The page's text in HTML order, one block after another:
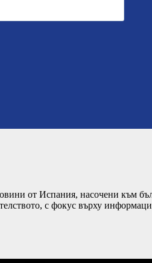
от Испания, насочени към
с фокус върху